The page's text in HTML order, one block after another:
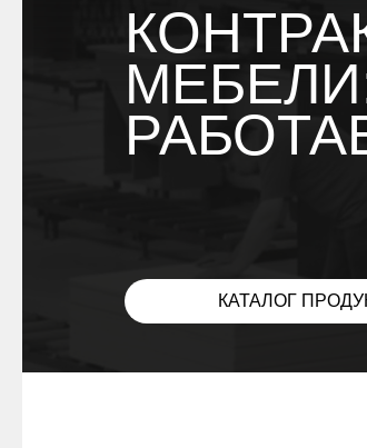
КАТАЛОГ